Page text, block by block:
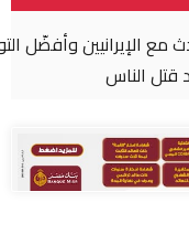
إلى اتفاق